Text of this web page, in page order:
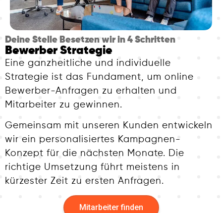
Deine Stelle Besetzen wir in 4 Schritten
Bewerber Strategie
Eine ganzheitliche und individuelle
Strategie ist das Fundament, um online
Bewerber-Anfragen zu erhalten und
Mitarbeiter zu gewinnen.
Gemeinsam mit unseren Kunden entwickeln
wir ein personalisiertes Kampagnen-
Konzept für die nächsten Monate. Die
richtige Umsetzung führt meistens in
kürzester Zeit zu ersten Anfragen.
Mitarbeiter finden